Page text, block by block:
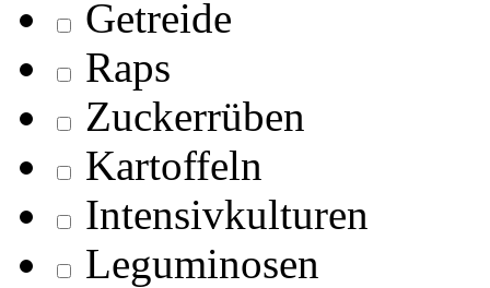
Getreide
Raps
Zuckerrüben
Kartoffeln
Intensivkulturen
Leguminosen